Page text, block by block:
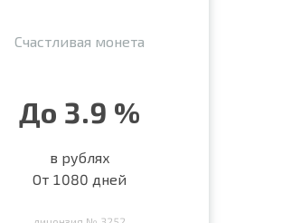
Счастливая монета
До 3.9 %
в рублях
От 1080 дней